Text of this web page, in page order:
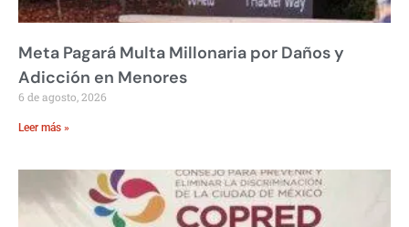
Meta Pagará Multa Millonaria por Daños y
Adicción en Menores
6 de agosto, 2026
Leer más »